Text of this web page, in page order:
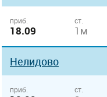
приб.
18.09
ст.
1м
Нелидово
приб. ст.